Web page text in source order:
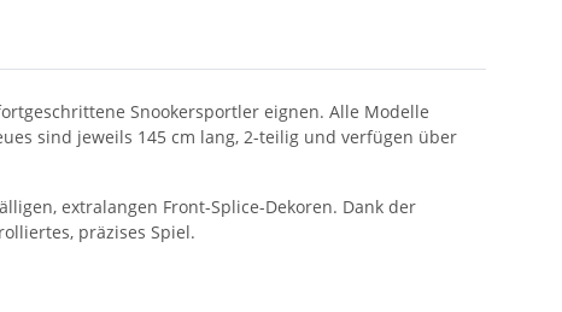
Snookersportler eignen. Alle Modelle
sind jeweils 145 cm lang, 2-teilig und verfügen über
extralangen Front-Splice-Dekoren. Dank der
präzises Spiel.